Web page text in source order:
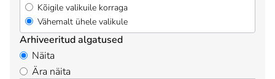
Kõigile valikuile korraga
Vähemalt ühele valikule
Arhiveeritud algatused
Näita
Ära näita